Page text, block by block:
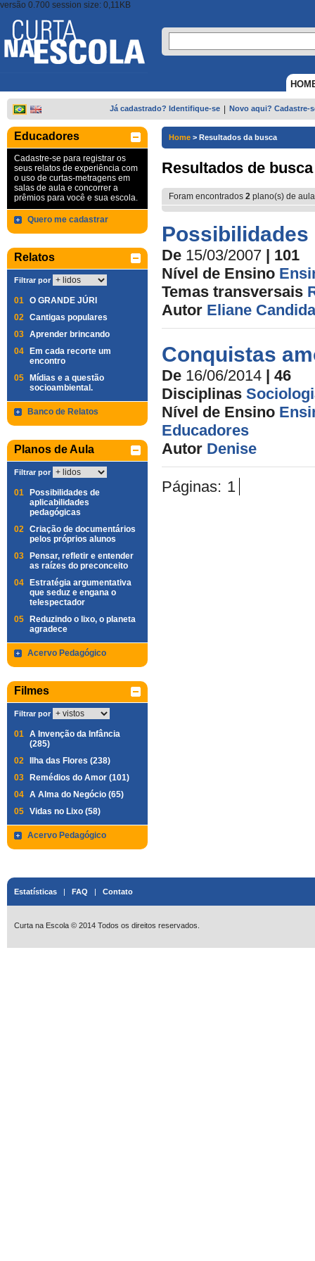
versão 0.700 session size: 0,11KB
Já cadastrado? Identifique-se Novo aqui? Cadastre-
Educadores
Cadastre-se para registrar os
seus relatos de experiência com
o uso de curtas-metragens em
salas de aula e concorrer a
prêmios para você e sua escola.
Quero me cadastrar
Relatos
Filtrar por
01 O GRANDE JÚRI
02 Cantigas populares
03 Aprender brincando
04
Em cada recorte um
encontro
05
Mídias e a questão
socioambiental.
Banco de Relatos
Planos de Aula
Filtrar por
01
Possibilidades de
aplicabilidades
pedagógicas
02 Criação de documentários
pelos próprios alunos
03
Pensar, refletir e entender
as raízes do preconceito
04
Estratégia argumentativa
que seduz e engana o
telespectador
05
Reduzindo o lixo, o planeta
agradece
Acervo Pedagógico
Filmes
Filtrar por
01 A Invenção da Infância
(285)
02
Ilha das Flores (238)
03
Remédios do Amor (101)
04 A Alma do Negócio (65)
05 Vidas no Lixo (58)
Acervo Pedagógico
Home > Resultados da busca
Resultados de busca
Foram encontrados 2 plano(s) de
De 15/03/2007 | 101
Nível de Ensino
Temas transversais
Autor Eliane
Conquistas
De 16/06/2014 | 46
Disciplinas
Nível de Ensino
Educadores
Autor Denise
Páginas: 1
Estatísticas | FAQ | Contato
Curta na Escola © 2014 Todos os direitos reservados.